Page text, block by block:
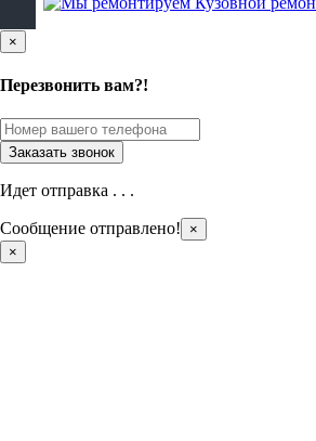
×
Перезвонить вам?!
Идет отправка . . .
Сообщение отправлено!
×
×